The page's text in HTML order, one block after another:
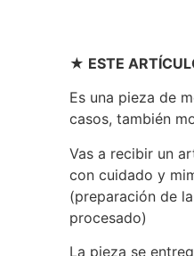
★ ESTE
Es una pieza de
casos, también
Vas a recibir un
con cuidado y
(preparación de
procesado)
La pieza se